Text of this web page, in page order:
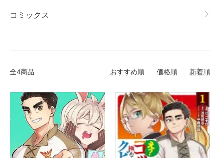
コミックス
全4商品 おすすめ順 価格順 新着順